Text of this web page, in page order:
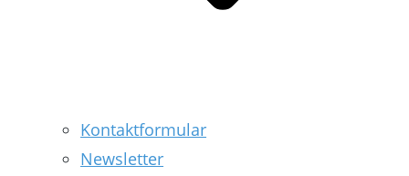
Kontaktformular
Newsletter